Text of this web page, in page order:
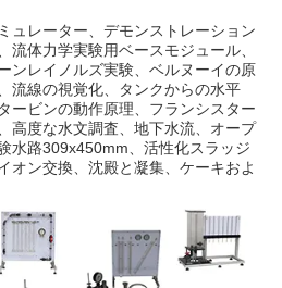
ュレーター、デモンストレーション
流体力学実験用ベースモジュール、
ンレイノルズ実験、ベルヌーイの原
流線の視覚化、タンクからの水平
ービンの動作原理、フランシスター
高度な水文調査、地下水流、オープ
水路309x450mm、活性化スラッジ
オン交換、沈殿と凝集、ケーキおよ